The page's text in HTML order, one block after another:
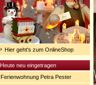
Hier geht's zum OnlineShop
Heute neu eingetragen
Ferienwohnung Petra Pester